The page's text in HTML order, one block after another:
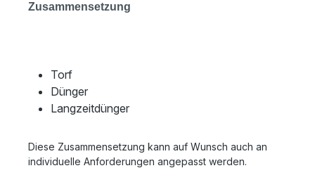
Zusammensetzung
Torf
Dünger
Langzeitdünger
Diese Zusammensetzung kann auf Wunsch auch an
individuelle Anforderungen angepasst werden.